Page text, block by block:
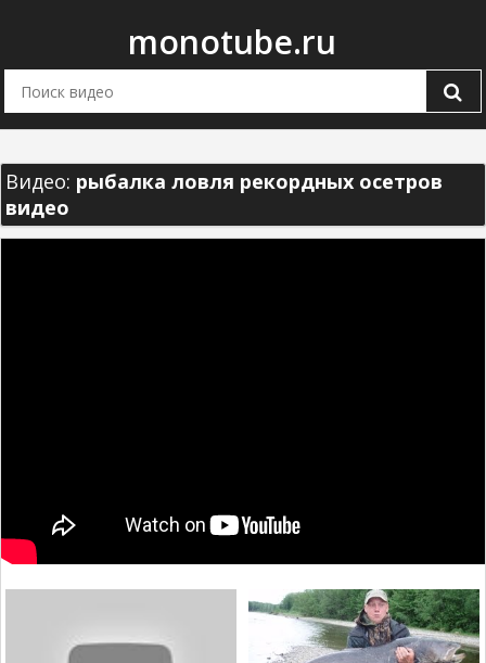
monotube.ru
Видео: рыбалка ловля рекордных осетров
видео